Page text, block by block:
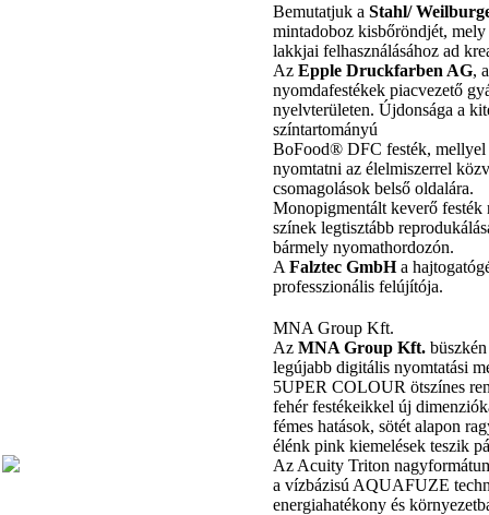
Bemutatjuk aStahl/
mintadoboz kisbőröndjét,
lakkjai felhasználásához ad
AzEpple Druckfarben AG,
nyomdafestékek piacvezető
nyelvterületen. Újdonsága a
színtartományú
BoFood® DFC festék,
nyomtatni az élelmiszerrel
csomagolások belső oldalára.
Monopigmentált keverő festék
színek legtisztább
bármely nyomathordozón.
AFalztec GmbHa
professzionális felújítója.
MNA Group Kft.
AzMNA Group Kft.
legújabb digitális nyomtatási
5UPER COLOUR ötszínes
fehér festékeikkel új
fémes hatások, sötét alapon
élénk pink kiemelések teszik
Az Acuity Triton
a vízbázisú AQUAFUZE
energiahatékony és